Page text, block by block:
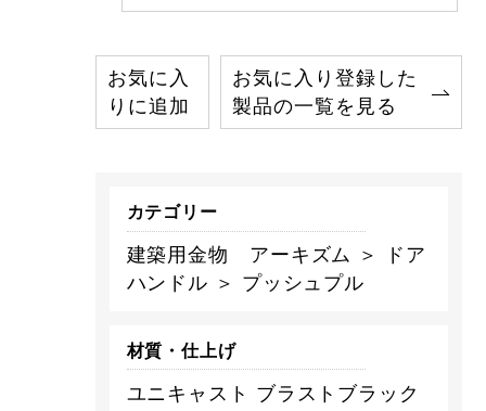
お気に入
りに追加
お気に入り登録した
製品の一覧を見る
カテゴリー
建築用金物 アーキズム ＞ ドア
ハンドル ＞ プッシュプル
材質・仕上げ
ユニキャスト ブラストブラック